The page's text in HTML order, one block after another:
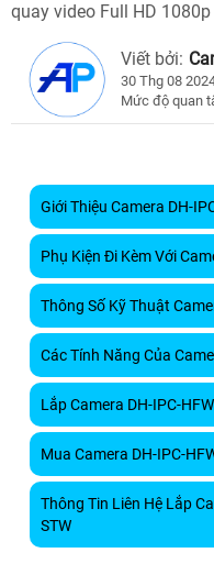
quay video Full HD 1080p
Viết bởi:
30 Thg 08
Mức độ quan
Giới Thiệu Camera DH-
Phụ Kiện Đi Kèm Với
Thông Số Kỹ Thuật
Các Tính Năng Của
Lắp Camera DH-IPC-
Mua Camera DH-IPC-
Thông Tin Liên Hệ Lắp
STW